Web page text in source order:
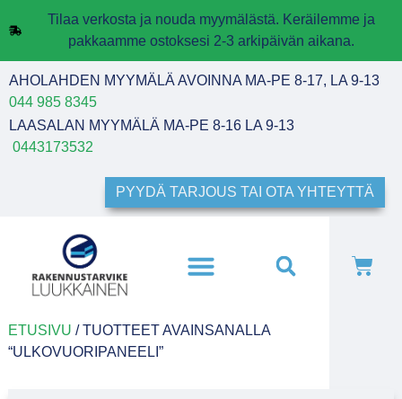
Tilaa verkosta ja nouda myymälästä. Keräilemme ja
pakkaamme ostoksesi 2-3 arkipäivän aikana.
AHOLAHDEN MYYMÄLÄ AVOINNA MA-PE 8-17, LA 9-13
044 985 8345
LAASALAN MYYMÄLÄ MA-PE 8-16 LA 9-13
0443173532
PYYDÄ TARJOUS TAI OTA YHTEYTTÄ
ETUSIVU / TUOTTEET AVAINSANALLA
“ULKOVUORIPANEELI”